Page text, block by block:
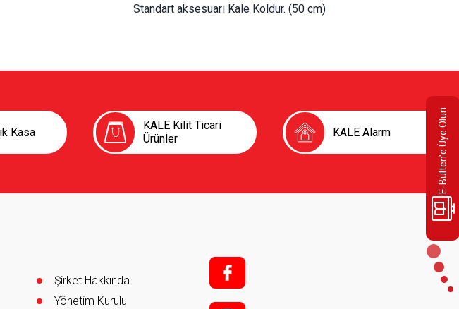
E-Bülten'e Üye Olun
Standart aksesuarı Kale Koldur. (50 cm)
Kasa
KALE Kilit Ticari
Ürünler
KALE Alarm
Şirket Hakkında
Yönetim Kurulu
f;